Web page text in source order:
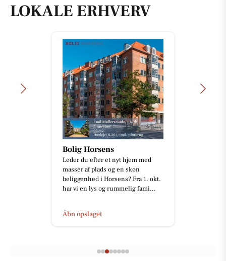
LOKALE ERHVERV
Bolig Horsens
Leder du efter et nyt hjem med
masser af plads og en skøn
beliggenhed i Horsens? Fra 1. okt.
har vi en lys og rummelig fami...
Åbn opslaget